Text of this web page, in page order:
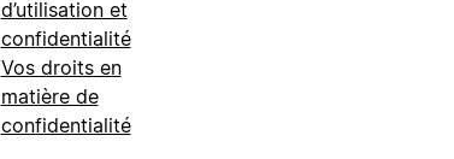
d’utilisation et
confidentialité
Vos droits en
matière de
confidentialité